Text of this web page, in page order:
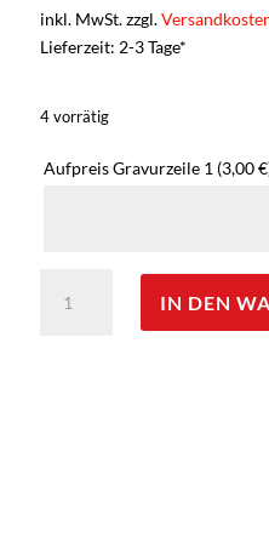
inkl. MwSt. zzgl.
Lieferzeit: 2-3 Tage*
4 vorrätig
Aufpreis Gravurzeile 1 (3,00
Selektion
Kindermesser
IN DEN